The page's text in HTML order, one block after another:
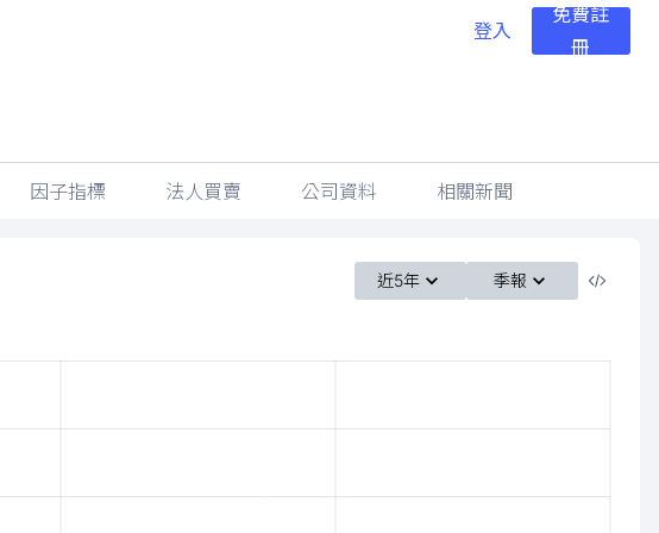
登入
免費註
冊
因子指標 法人買賣 公司資料 相關新聞
近5年 季報